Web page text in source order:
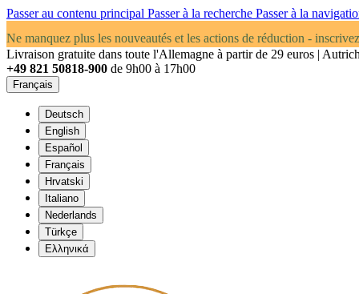
Passer au contenu principal Passer à la recherche Passer à la
Ne manquez plus les nouveautés et les actions de réduction -
Livraison gratuite dans toute l'Allemagne à partir de 29 euros |
+49 821 50818-900 de 9h00 à 17h00
Français
Deutsch
English
Español
Français
Hrvatski
Italiano
Nederlands
Türkçe
Ελληνικά